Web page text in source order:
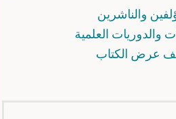
والناشرين
والدوريات العلمية
عرض الكتاب